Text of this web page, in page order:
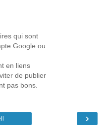
qui sont
Google ou
en liens
de publier
pas bons.
›